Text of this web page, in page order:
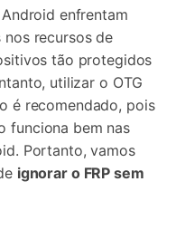
enfrentam
recursos de
tão protegidos
utilizar o OTG
é recomendado, pois
funciona bem nas
Portanto, vamos
ignorar o FRP sem